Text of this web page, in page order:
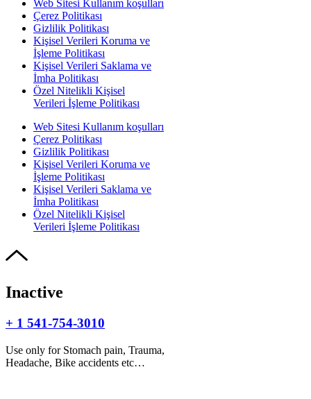
Web Sitesi Kullanım koşulları
Çerez Politikası
Gizlilik Politikası
Kişisel Verileri Koruma ve
İşleme Politikası
Kişisel Verileri Saklama ve
İmha Politikası
Özel Nitelikli Kişisel
Verileri İşleme Politikası
Web Sitesi Kullanım koşulları
Çerez Politikası
Gizlilik Politikası
Kişisel Verileri Koruma ve
İşleme Politikası
Kişisel Verileri Saklama ve
İmha Politikası
Özel Nitelikli Kişisel
Verileri İşleme Politikası
Inactive
+ 1 541-754-3010
Use only for Stomach pain, Trauma,
Headache, Bike accidents etc…